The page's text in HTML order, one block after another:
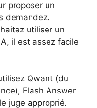
proposer un
demandez.
utiliser un
il est assez facile
Qwant (du
Flash Answer
juge approprié.